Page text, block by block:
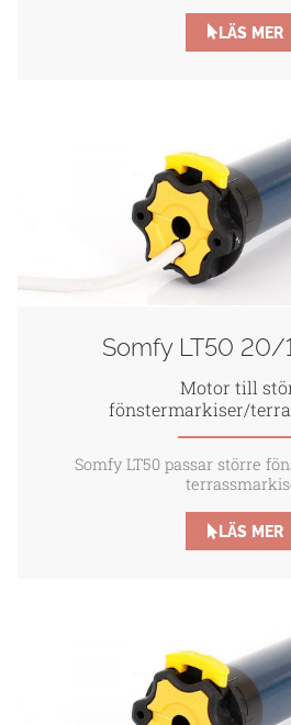
LÄS MER
Somfy LT50 20/
Motor till
fönstermarkiser/
Somfy LT50 passar större
LÄS MER